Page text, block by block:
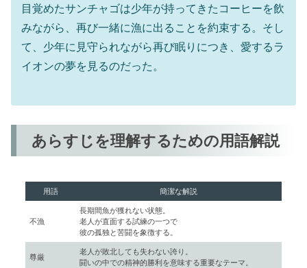
目覚めたサンチャゴは少年が持ってきたコーヒーを飲
みながら、再び一緒に漁に出ることを約束する。そし
て、少年に見守られながら再び眠りにつき、愛するラ
イオンの夢を見るのだった。
あらすじを理解するための用語解説
用語 簡潔な解説
不漁
長期間魚が獲れない状態。
老人が直面する試練の一つで
彼の孤独と苦闘を象徴する。
尊厳
老人が敗北しても失わない誇り。
闘いの中での精神的勝利を意味する重要なテーマ。